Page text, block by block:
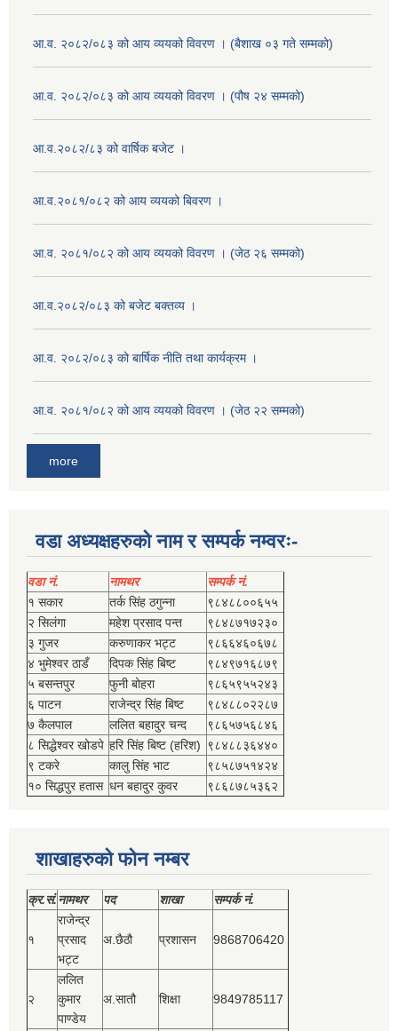
आ.व. २०८२/०८३ को आय व्ययको विवरण । (बैशाख ०३ गते सम्मको)
आ.व. २०८२/०८३ को आय व्ययको विवरण । (पौष २४ सम्मको)
आ.व.२०८२/८३ को वार्षिक बजेट ।
आ.व.२०८१/०८२ को आय व्ययको बिवरण ।
आ.व. २०८१/०८२ को आय व्ययको विवरण । (जेठ २६ सम्मको)
आ.व.२०८२/०८३ को बजेट बक्तव्य ।
आ.व. २०८२/०८३ को बार्षिक नीति तथा कार्यक्रम ।
आ.व. २०८१/०८२ को आय व्ययको विवरण । (जेठ २२ सम्मको)
more
वडा अध्यक्षहरुको नाम र सम्पर्क नम्वरः-
वडा नं. नामथर
सम्पर्क नं.
१ सकार
तर्क सिंह ठगुन्‍ना
९८४८८००६५५
२ सिलंगा
महेश प्रसाद पन्त
९८४८७१७२३०
३ गुजर
करुणाकर भट्ट
९८६६४६०६७८
४ भुमेश्‍वर ठाडँ
दिपक सिंह बिष्‍ट
९८४९७१६८७९
५ बसन्तपुर
फुनी बोहरा
९८६५९५५२४३
६ पाटन
राजेन्द्र सिंह बिष्‍ट
९८४८८०२२८७
७ कैलपाल
ललित बहादुर चन्द
९८६५७५६८४६
८ सिद्धेश्‍वर खोडपे हरि सिंह बिष्‍ट (हरिश) ९८४८८३६४४०
९ टकरे
कालु सिंह भाट
९८५८७५१४२४
१० सिद्धपुर हतास धन बहादुर कुवर ९८६८७८५३६२
शाखाहरुको फोन नम्बर
क्र.सं.नामथर पद शाखा सम्‍पर्क नं.
१
राजेन्द्र
प्रसाद
भट्ट
अ.छैठौ प्रशासन 9868706420
२
ललित
कुमार
पाण्डेय
अ.सातौ शिक्षा 9849785117